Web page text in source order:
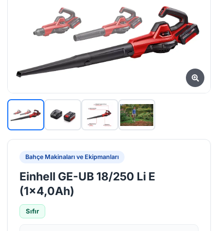
Bahçe Makinaları ve Ekipmanları
Einhell GE-UB 18/250 Li E
(1x4,0Ah)
Sıfır